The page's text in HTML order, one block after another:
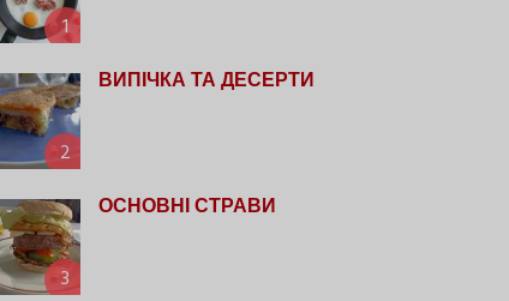
1
2
ВИПІЧКА ТА ДЕСЕРТИ
3
ОСНОВНІ СТРАВИ